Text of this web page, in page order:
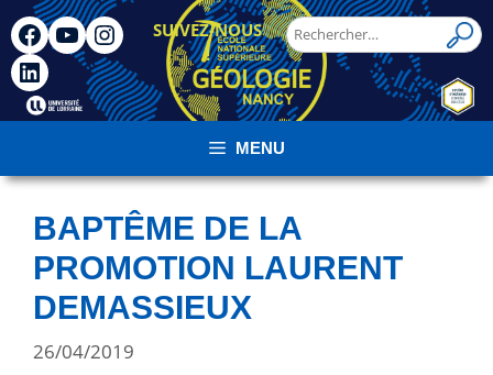
SUIVEZ-NOUS
!
MENU
BAPTÊME DE LA
PROMOTION LAURENT
DEMASSIEUX
26/04/2019